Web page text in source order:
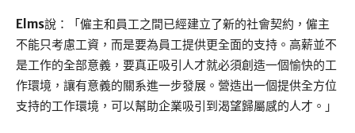
Elms說：「僱主和員工之間已經建立了新的社會契約，僱主
不能只考慮工資，而是要為員工提供更全面的支持。高薪並不
是工作的全部意義，要真正吸引人才就必須創造一個愉快的工
作環境，讓有意義的關系進一步發展。營造出一個提供全方位
支持的工作環境，可以幫助企業吸引到渴望歸屬感的人才。」